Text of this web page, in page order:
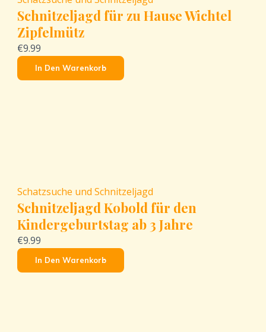
Schnitzeljagd für zu Hause Wichtel
Zipfelmütz
€9.99
In Den Warenkorb
Schatzsuche und Schnitzeljagd
Schnitzeljagd Kobold für den
Kindergeburtstag ab 3 Jahre
€9.99
In Den Warenkorb